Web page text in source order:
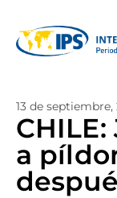
13 de septiembre,
a